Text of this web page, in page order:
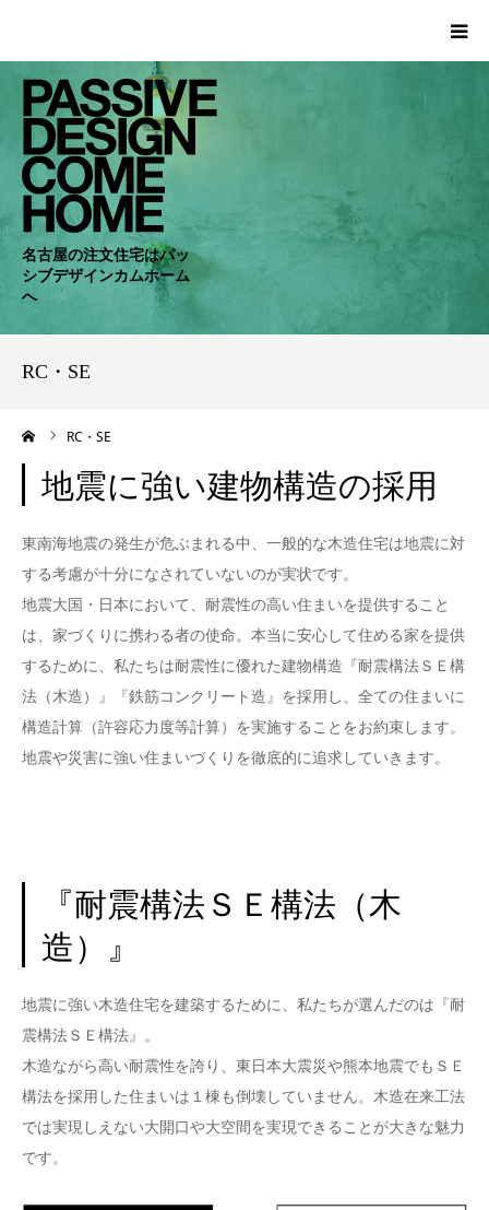
名古屋の注文住宅はパッ
シブデザインカムホーム
へ
RC・SE
RC・SE
地震に強い建物構造の採用
東南海地震の発生が危ぶまれる中、一般的な木造住宅は地震に対
する考慮が十分になされていないのが実状です。
地震大国・日本において、耐震性の高い住まいを提供すること
は、家づくりに携わる者の使命。本当に安心して住める家を提供
するために、私たちは耐震性に優れた建物構造『耐震構法ＳＥ構
法（木造）』『鉄筋コンクリート造』を採用し、全ての住まいに
構造計算（許容応力度等計算）を実施することをお約束します。
地震や災害に強い住まいづくりを徹底的に追求していきます。
『耐震構法ＳＥ構法（木
造）』
地震に強い木造住宅を建築するために、私たちが選んだのは『耐
震構法ＳＥ構法』。
木造ながら高い耐震性を誇り、東日本大震災や熊本地震でもＳＥ
構法を採用した住まいは１棟も倒壊していません。木造在来工法
では実現しえない大開口や大空間を実現できることが大きな魅力
です。
HOME
WORKS
COMPANY
CONCEPT
NEWS